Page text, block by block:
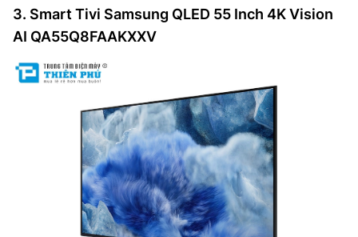
3. Smart Tivi Samsung QLED 55 Inch 4K Vision
AI QA55Q8FAAKXXV